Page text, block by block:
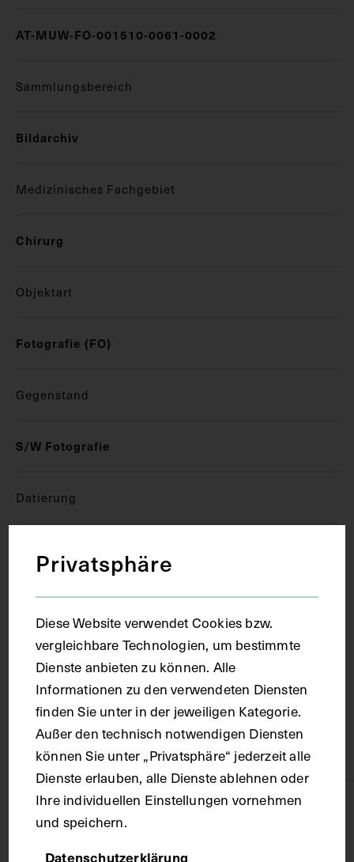
AT-MUW-FO-001510-0061-0002
Sammlungsbereich
Bildarchiv
Medizinisches Fachgebiet
Chirurg
Objektart
Fotografie (FO)
Gegenstand
S/W Fotografie
Datierung
Wien
Papier
Technik
Fotografie
Privatsphäre
Diese Website verwendet Cookies bzw.
vergleichbare Technologien, um bestimmte
Dienste anbieten zu können. Alle
Informationen zu den verwendeten Diensten
finden Sie unter in der jeweiligen Kategorie.
Außer den technisch notwendigen Diensten
können Sie unter „Privatsphäre“ jederzeit alle
Dienste erlauben, alle Dienste ablehnen oder
Ihre individuellen Einstellungen vornehmen
und speichern.
Datenschutzerklärung